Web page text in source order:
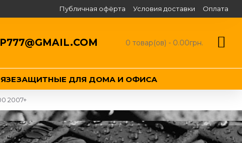
Публичная офёрта Условия доставки Оплата
0 товар(ов) - 0.00грн.
ДЛЯ ДОМА И ОФИСА
2007+